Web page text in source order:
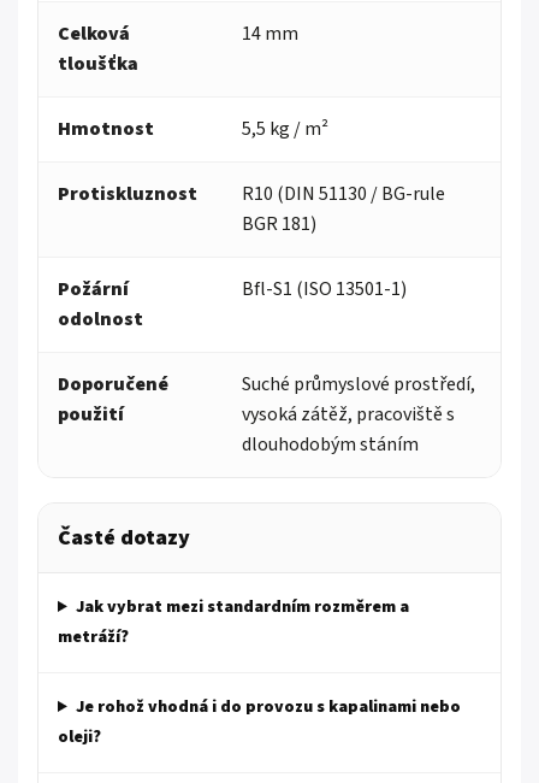
Celková
tloušťka
14 mm
Hmotnost 5,5 kg / m²
Protiskluznost
R10 (DIN 51130 / BG-rule
BGR 181)
Požární
odolnost
Bfl-S1 (ISO 13501-1)
Doporučené
použití
Suché průmyslové prostředí,
vysoká zátěž, pracoviště s
dlouhodobým stáním
Časté dotazy
Jak vybrat mezi standardním rozměrem a
metráží?
Je rohož vhodná i do provozu s kapalinami nebo
oleji?